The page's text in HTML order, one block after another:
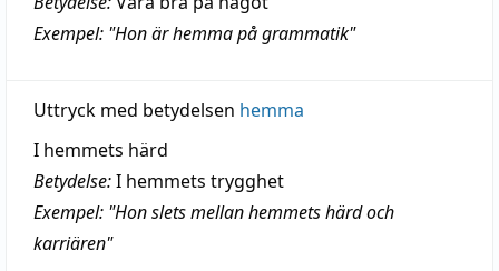
Exempel: "Hon är hemma på grammatik"
Uttryck med betydelsen hemma
I hemmets härd
Betydelse:I hemmets trygghet
Exempel: "Hon slets mellan hemmets härd och
karriären"